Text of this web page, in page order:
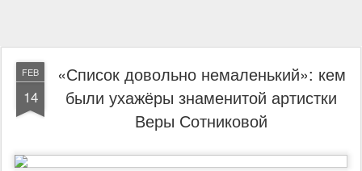
FEB
14
«Список довольно немаленький»: кем
были ухажёры знаменитой артистки
Веры Сотниковой